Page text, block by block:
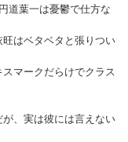
道葉一は憂鬱で仕方な
はベタベタと張りつい
マークだらけでクラス
、実は彼には言えない